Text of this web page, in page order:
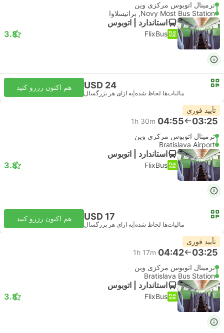
ترمینال اتوبوس مرکزی وین
Novy Most Bus Station, براتیسلاوا
استاندارد | اتوبوس
FlixBus
3.8
USD 24
مالیات‌ها لحاظ شده به ازای هر بزرگسال
هم اکنون رزرو کنید
تأیید فوری
03:25
04:55
1h 30m
ترمینال اتوبوس مرکزی وین
Bratislava Airport
استاندارد | اتوبوس
FlixBus
3.8
USD 17
مالیات‌ها لحاظ شده به ازای هر بزرگسال
هم اکنون رزرو کنید
تأیید فوری
03:25
04:42
1h 17m
ترمینال اتوبوس مرکزی وین
Bratislava Bus Station
استاندارد | اتوبوس
FlixBus
3.8